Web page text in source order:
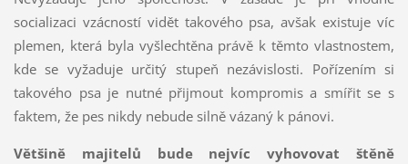
socializaci vzácností vidět takového psa, avšak existuje víc
plemen, která byla vyšlechtěna právě k těmto vlastnostem,
kde se vyžaduje určitý stupeň nezávislosti. Pořízením si
takového psa je nutné přijmout kompromis a smířit se s
faktem, že pes nikdy nebude silně vázaný k pánovi.
Většině majitelů bude nejvíc vyhovovat štěně